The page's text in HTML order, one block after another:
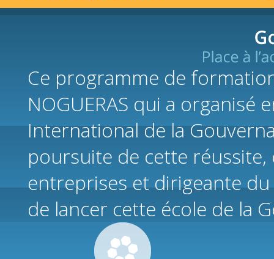
Ce programme de
NOGUERAS qui a
International de la
poursuite de cette
entreprises et dirigeante du
de lancer cette école de la